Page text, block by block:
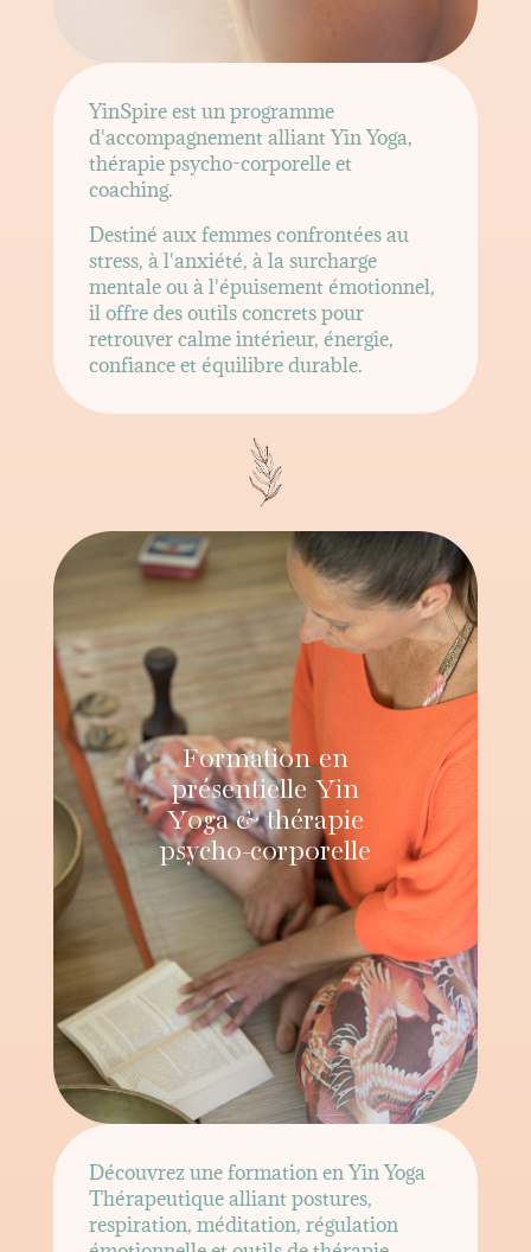
YinSpire est un programme
d'accompagnement alliant Yin Yoga,
thérapie psycho-corporelle et
coaching.
Destiné aux femmes confrontées au
stress, à l'anxiété, à la surcharge
mentale ou à l'épuisement émotionnel,
il offre des outils concrets pour
retrouver calme intérieur, énergie,
confiance et équilibre durable.
Formation en
présentielle Yin
Yoga & thérapie
psycho-corporelle
Découvrez une formation en Yin Yoga
Thérapeutique alliant postures,
respiration, méditation, régulation